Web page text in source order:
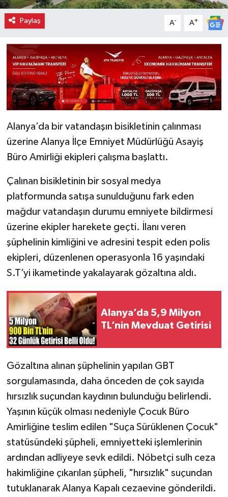
Paylaş A- A+
Alanya’da bir vatandaşın bisikletinin çalınması
üzerine Alanya İlçe Emniyet Müdürlüğü Asayiş
Büro Amirliği ekipleri çalışma başlattı.
Çalınan bisikletinin bir sosyal medya
platformunda satışa sunulduğunu fark eden
mağdur vatandaşın durumu emniyete bildirmesi
üzerine ekipler harekete geçti. İlanı veren
şüphelinin kimliğini ve adresini tespit eden polis
ekipleri, düzenlenen operasyonla 16 yaşındaki
S.T’yi ikametinde yakalayarak gözaltına aldı.
Alanya’da 5,9 Milyon
TL’nin Mevduat Getirisi
Gözaltına alınan şüphelinin yapılan GBT
sorgulamasında, daha önceden de çok sayıda
hırsızlık suçundan kaydının bulunduğu belirlendi.
Yaşının küçük olması nedeniyle Çocuk Büro
Amirliğine teslim edilen "Suça Sürüklenen Çocuk"
statüsündeki şüpheli, emniyetteki işlemlerinin
ardından adliyeye sevk edildi. Nöbetçi sulh ceza
hakimliğine çıkarılan şüpheli, "hırsızlık" suçundan
tutuklanarak Alanya Kapalı cezaevine gönderildi.